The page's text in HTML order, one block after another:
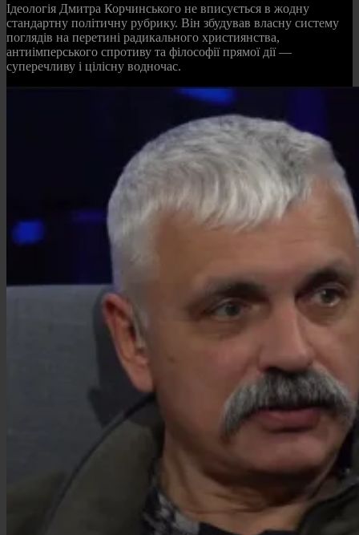
Ідеологія Дмитра Корчинського не вписується в жодну
стандартну політичну рубрику. Він збудував власну систему
поглядів на перетині радикального християнства,
антиімперського спротиву та філософії прямої дії —
суперечливу і цілісну водночас.